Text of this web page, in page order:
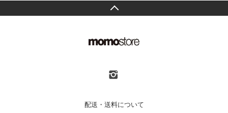
配送・送料について